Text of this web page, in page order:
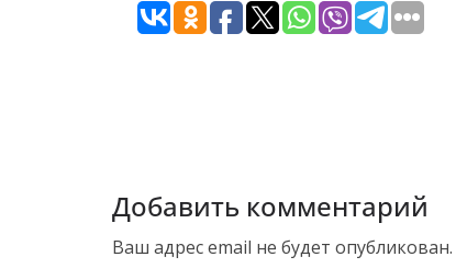
Добавить комментарий
Ваш адрес email не будет опубликован.